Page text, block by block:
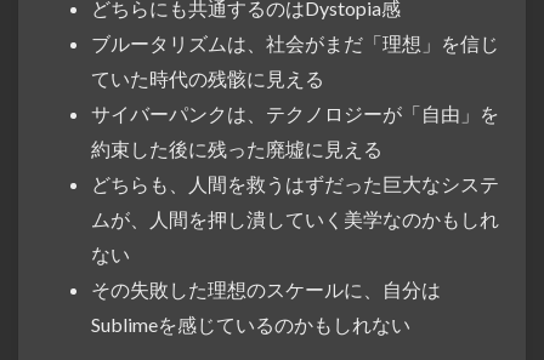
どちらにも共通するのはDystopia感
ブルータリズムは、社会がまだ「理想」を信じ
ていた時代の残骸に見える
サイバーパンクは、テクノロジーが「自由」を
約束した後に残った廃墟に見える
どちらも、人間を救うはずだった巨大なシステ
ムが、人間を押し潰していく美学なのかもしれ
ない
その失敗した理想のスケールに、自分は
Sublimeを感じているのかもしれない